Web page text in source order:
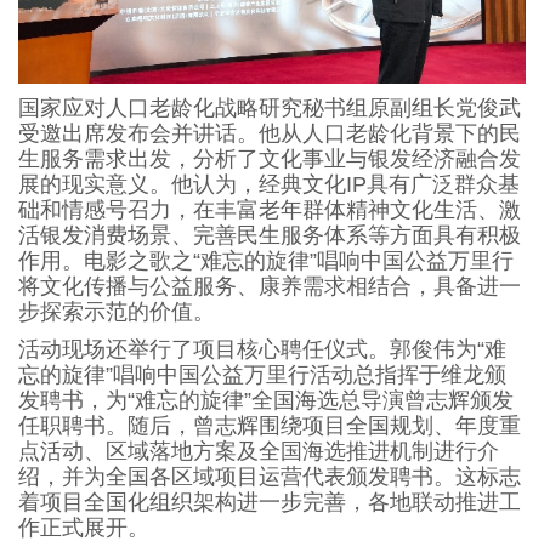
国家应对人口老龄化战略研究秘书组原副组长党俊武
受邀出席发布会并讲话。他从人口老龄化背景下的民
生服务需求出发，分析了文化事业与银发经济融合发
展的现实意义。他认为，经典文化IP具有广泛群众基
础和情感号召力，在丰富老年群体精神文化生活、激
活银发消费场景、完善民生服务体系等方面具有积极
作用。电影之歌之“难忘的旋律”唱响中国公益万里行
将文化传播与公益服务、康养需求相结合，具备进一
步探索示范的价值。
活动现场还举行了项目核心聘任仪式。郭俊伟为“难
忘的旋律”唱响中国公益万里行活动总指挥于维龙颁
发聘书，为“难忘的旋律”全国海选总导演曾志辉颁发
任职聘书。随后，曾志辉围绕项目全国规划、年度重
点活动、区域落地方案及全国海选推进机制进行介
绍，并为全国各区域项目运营代表颁发聘书。这标志
着项目全国化组织架构进一步完善，各地联动推进工
作正式展开。